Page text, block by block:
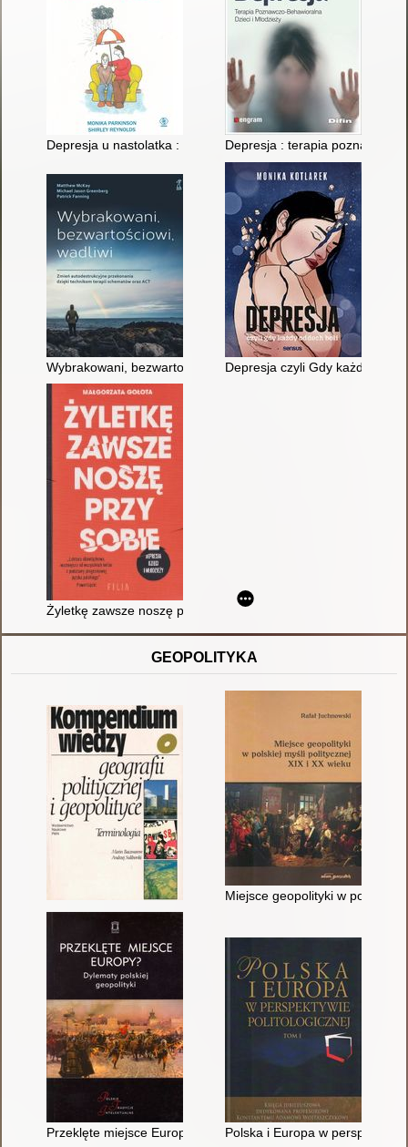
Depresja u nastolatka : poradnik dla rodzicówDepresja : terapia poznawczo-
Wybrakowani, bezwartościowi, wadliwi : zmień
Depresja czyli Gdy każdy
Żyletkę zawsze noszę przy sobie : depresja dzieci i młodzieży
GEOPOLITYKA
Miejsce geopolityki w polskiej
Przeklęte miejsce Europy? : dylematy polskiej geopolityki
Polska i Europa w